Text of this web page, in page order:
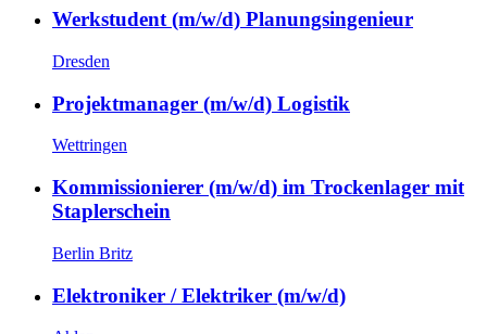
Werkstudent (m/w/d) Planungsingenieur
Dresden
Projektmanager (m/w/d) Logistik
Wettringen
Kommissionierer (m/w/d) im Trockenlager mit
Staplerschein
Berlin Britz
Elektroniker / Elektriker (m/w/d)